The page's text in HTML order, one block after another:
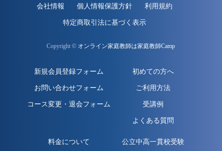
会社情報 個人情報保護方針 利用規約
特定商取引法に基づく表示
Copyright © オンライン家庭教師は家庭教師Camp
新規会員登録フォーム
お問い合わせフォーム
コース変更・退会フォーム
初めての方へ
ご利用方法
受講例
よくある質問
料金について 公立中高一貫校受験